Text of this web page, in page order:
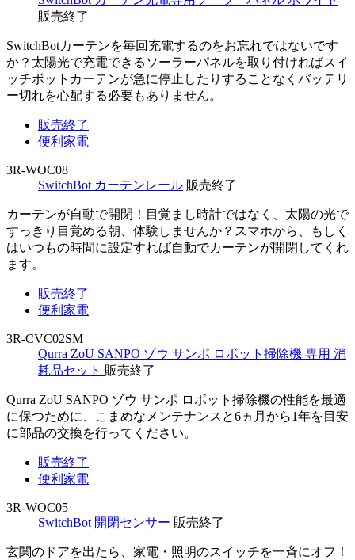
販売終了
SwitchBotカーテンを毎回充電するのをお忘れではないです
か？太陽光で充電できるソーラーパネルを取り付ければスイ
ッチボットカーテンが急に停止したりすることなくバッテリ
ー切れを心配する必要もありません。
販売終了
便利家電
3R-WOC08
SwitchBot カーテンレール 販売終了
カーテンが自動で開閉！目覚まし時計ではなく、太陽の光で
すっきり目覚める朝、体験しませんか？スマホから、もしく
はいつもの時間に設定すれば自動でカーテンが開閉してくれ
ます。
販売終了
便利家電
3R-CVC02SM
Qurra ZoU SANPO ゾウ サンポ ロボット掃除機 専用 消
耗品セット 販売終了
Qurra ZoU SANPO ゾウ サンポ ロボット掃除機の性能を最適
に保つために、こまめなメンテナンスと6ヵ月から1年を目安
に部品の交換を行ってください。
販売終了
便利家電
3R-WOC05
SwitchBot 開閉センサー 販売終了
玄関のドアを出たら、家電・照明のスイッチを一斉にオフ！